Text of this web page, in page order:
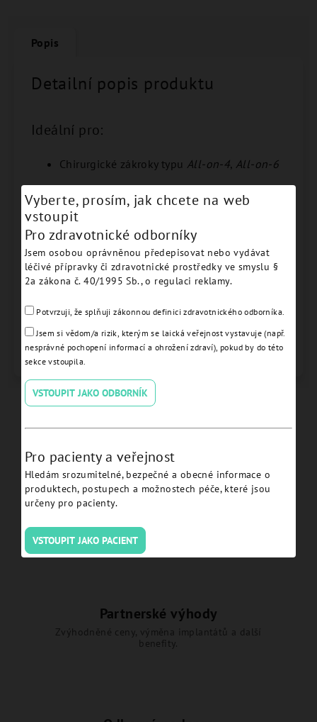
Popis
Detailní popis produktu
Ideální pro:
Chirurgické zákroky typu All-on-4, All-on-6
Rekonstrukce oblouku a přípravné práce
Lékaře, kteří vyžadujínejvyšší úroveň
přesnosti a bezpečnosti
DíkyFULL ARCH KITmáte jistotu, že každý detail
Zvyšte efektivitu, zkraťte operační čas a nabídněte
svým pacientům špičkový výsledek.
Výhradní zastoupení
republiku.
Partnerské výhody
Zvýhodněné ceny, výměna implantátů a další
benefity.
Vyberte, prosím, jak chcete na web
vstoupit
Pro zdravotnické odborníky
Jsem osobou oprávněnou předepisovat nebo vydávat
léčivé přípravky či zdravotnické prostředky ve smyslu §
2a zákona č. 40/1995 Sb., o regulaci reklamy.
Potvrzuji, že splňuji zákonnou definici zdravotnického odborníka.
Jsem si vědom/a rizik, kterým se laická veřejnost vystavuje (např.
nesprávné pochopení informací a ohrožení zdraví), pokud by do této
sekce vstoupila.
VSTOUPIT JAKO ODBORNÍK
Pro pacienty a veřejnost
Hledám srozumitelné, bezpečné a obecné informace o
produktech, postupech a možnostech péče, které jsou
určeny pro pacienty.
VSTOUPIT JAKO PACIENT